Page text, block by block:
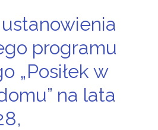
programu
„Posiłek w
na lata